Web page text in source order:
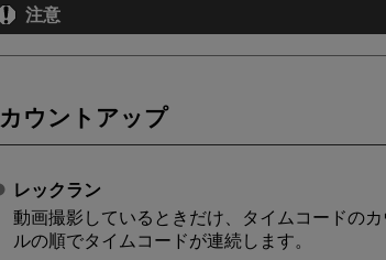
注意
カウントアップ
レックラン
動画撮影しているときだけ、タイムコードの
ルの順でタイムコードが連続します。